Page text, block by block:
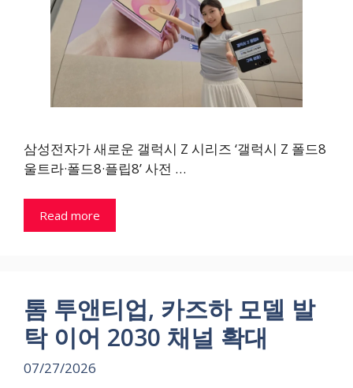
삼성전자가 새로운 갤럭시 Z 시리즈 ‘갤럭시 Z 폴드8
울트라·폴드8·플립8’ 사전 …
Read more
톰 투앤티업, 카즈하 모델 발
탁 이어 2030 채널 확대
07/27/2026